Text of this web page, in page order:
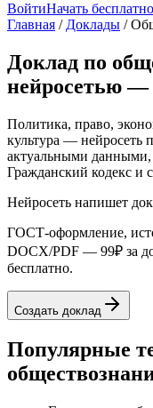
ВойтиНачать бесплатно
Главная / Доклады /
Доклад по
нейросетью —
Политика, право,
культура — нейросеть
актуальными
Гражданский кодекс и
Нейросеть напишет
ГОСТ-оформление,
DOCX/PDF — 99₽ за
бесплатно.
Создать доклад
Популярные